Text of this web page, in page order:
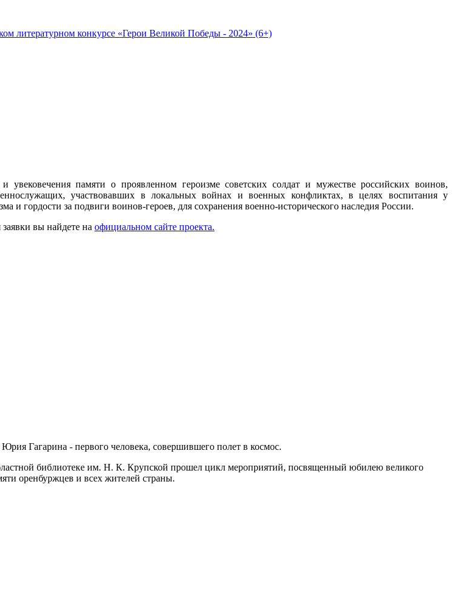
литературном конкурсе «Герои Великой Победы - 2024» (6+)
увековечения памяти о проявленном героизме советских солдат и мужестве российских воинов,
участвовавших в локальных войнах и военных конфликтах, в целях воспитания у
и гордости за подвиги воинов-героев, для сохранения военно-исторического наследия России.
вы найдете на официальном сайте проекта.
Гагарина - первого человека, совершившего полет в космос.
библиотеке им. Н. К. Крупской прошел цикл мероприятий, посвященный юбилею великого
оренбуржцев и всех жителей страны.